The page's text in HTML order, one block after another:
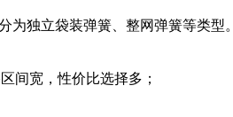
为独立袋装弹簧、整网弹簧等类型。
间宽，性价比选择多；